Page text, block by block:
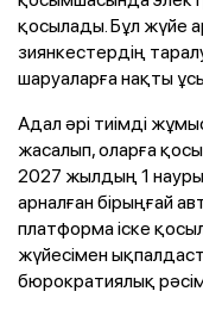
қосылады. Бұл жүйе
зиянкестердің
шаруаларға нақты
Адал әрі тиімді
жасалып, оларға
2027 жылдың 1
арналған бірыңғай
платформа іске
жүйесімен
бюрократиялық